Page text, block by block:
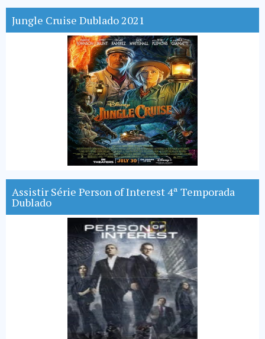
Jungle Cruise Dublado 2021
Assistir Série Person of Interest 4ª Temporada
Dublado